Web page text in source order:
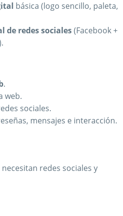
básica (logo sencillo, paleta,
de redes sociales(Facebook +
.
web.
sociales.
mensajes e interacción.
redes sociales y